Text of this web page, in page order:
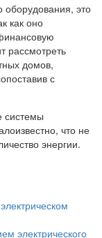
оборудования, это
как оно
рассмотреть
домов,
с
системы
что не
энергии.
электрического